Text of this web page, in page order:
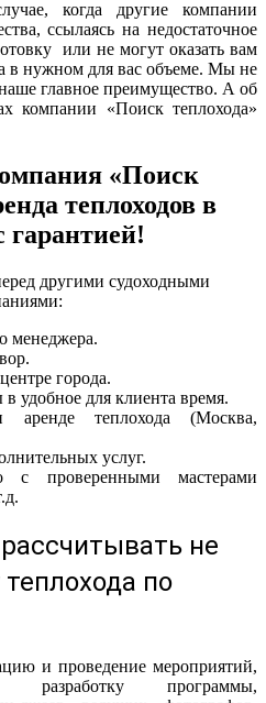
когда другие компании
ссылаясь на недостаточное
или не могут оказать вам
в нужном для вас объеме. Мы не
главное преимущество. А об
компании «Поиск теплохода»
«Поиск
теплоходов в
гарантией!
другими судоходными
менеджера.
города.
удобное для клиента время.
теплохода (Москва,
услуг.
с проверенными мастерами
не
по
и проведение мероприятий,
разработку программы,